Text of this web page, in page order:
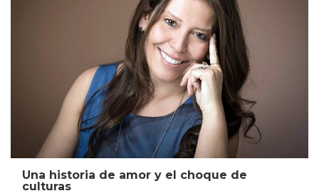
Una historia de amor y el choque de
culturas